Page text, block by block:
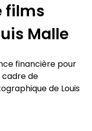
films
Malle
financière pour
de
de Louis